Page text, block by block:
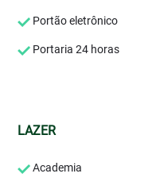
Portão eletrônico
Portaria 24 horas
LAZER
Academia